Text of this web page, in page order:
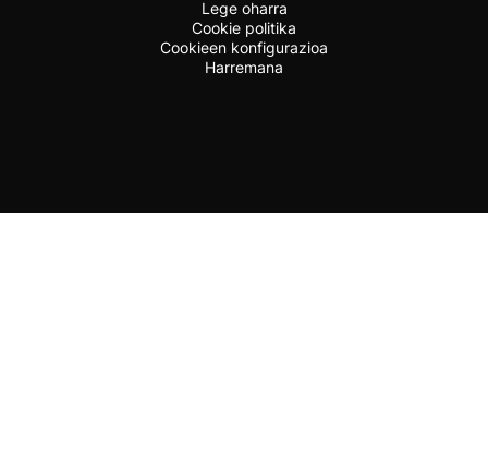
Lege oharra
Cookie politika
Cookieen konfigurazioa
Harremana